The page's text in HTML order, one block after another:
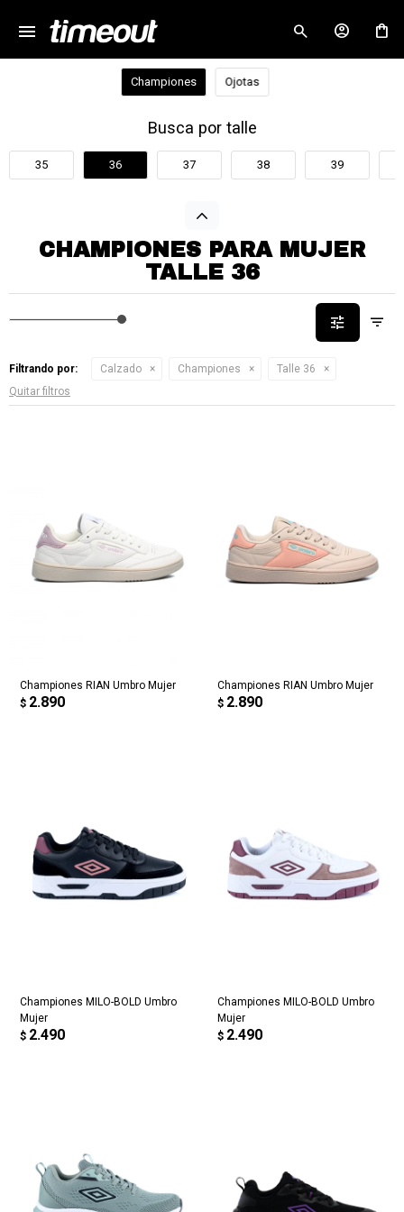
menu
Championes Ojotas
Busca por talle
35 36 37 38 39
CHAMPIONES PARA MUJER
TALLE 36
Filtrando por: Calzado Championes
Talle 36
Quitar filtros
Championes RIAN Umbro Mujer
$ 2.890
Championes RIAN Umbro Mujer
$ 2.890
Championes MILO-BOLD Umbro
Mujer
$ 2.490
Championes MILO-BOLD Umbro
Mujer
$ 2.490
¡Sumate a la forma más ágil de
Comprá en 3 cuotas sin recargo o hasta en